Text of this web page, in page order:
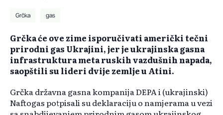
Grčka gas
Grčka će ove zime isporučivati američki tečni
prirodni gas Ukrajini, jer je ukrajinska gasna
infrastruktura meta ruskih vazdušnih napada,
saopštili su lideri dvije zemlje u Atini.
Grčka državna gasna kompanija DEPA i (ukrajinski)
Naftogas potpisali su deklaraciju o namjerama u vezi